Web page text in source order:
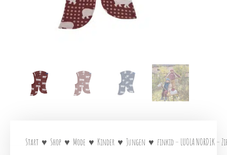
Start ♥ Shop ♥ Mode ♥ Kinder ♥ Jungen ♥ finkid – LUOLA NORDIK –